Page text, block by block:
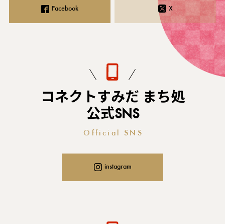
Facebook X
コネクトすみだ まち処
公式SNS
Official SNS
instagram